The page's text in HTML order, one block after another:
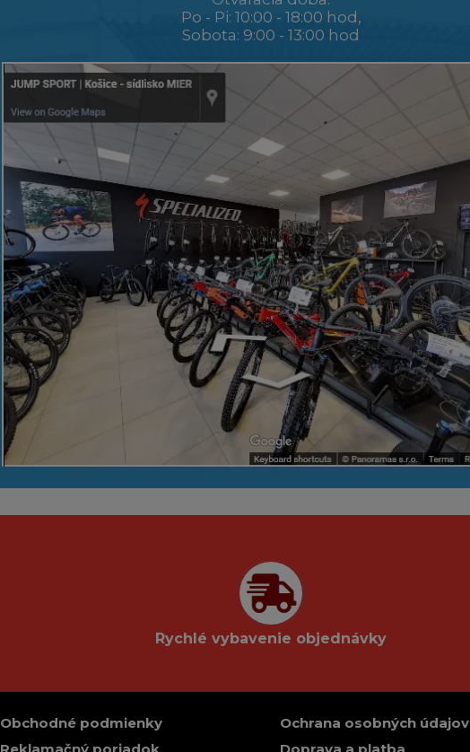
Po - Pi: 10:00 - 18:00 hod,
Sobota: 9:00 - 13:00 hod
Rychlé vybavenie objednávky
Obchodné podmienky
Ochrana osobných údajov